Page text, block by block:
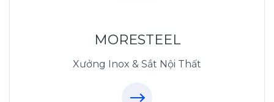
MORESTEEL
Xưởng Inox & Sắt Nội Thất
0931318877